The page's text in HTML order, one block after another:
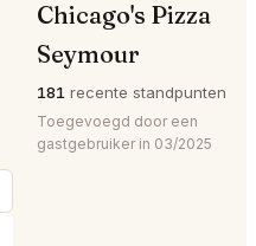
Chicago's Pizza
Seymour
181 recente standpunten
Toegevoegd door een
gastgebruiker in 03/2025